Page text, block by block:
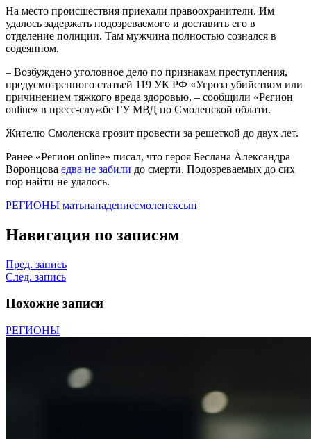
На место происшествия приехали правоохранители. Им
удалось задержать подозреваемого и доставить его в
отделение полиции. Там мужчина полностью сознался в
содеянном.
– Возбуждено уголовное дело по признакам преступления,
предусмотренного статьей 119 УК РФ «Угроза убийством или
причинением тяжкого вреда здоровью, – сообщили «Регион
online» в пресс-службе ГУ МВД по Смоленской облати.
Жителю Смоленска грозит провести за решеткой до двух лет.
Ранее «Регион online» писал, что героя Беслана Александра
Воронцова едва не забили до смерти. Подозреваемых до сих
пор найти не удалось.
РЕГИОНЫ матьнападениесмоленсксын
Навигация по записям
Пред. запись
След. запись
Похожие записи
РЕГИОНЫ